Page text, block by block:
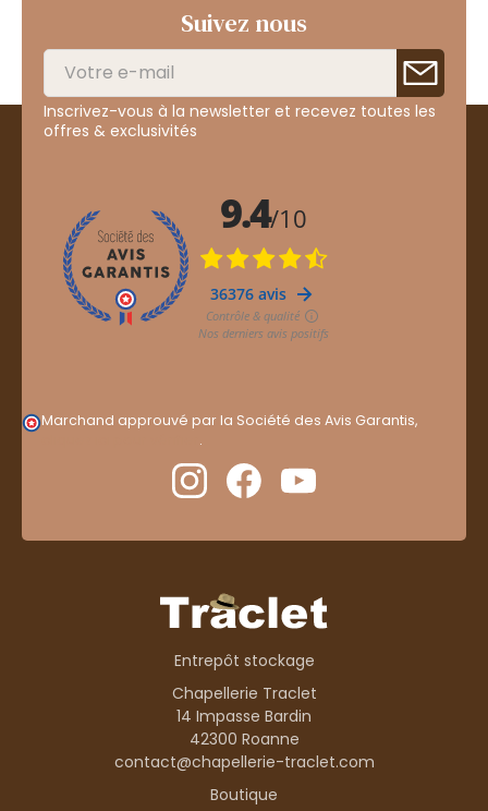
Suivez nous
Inscrivez-vous à la newsletter et recevez toutes les
offres & exclusivités
Marchand approuvé par la Société des Avis Garantis,
.
Entrepôt stockage
Chapellerie Traclet
14 Impasse Bardin
42300 Roanne
contact@chapellerie-traclet.com
Boutique